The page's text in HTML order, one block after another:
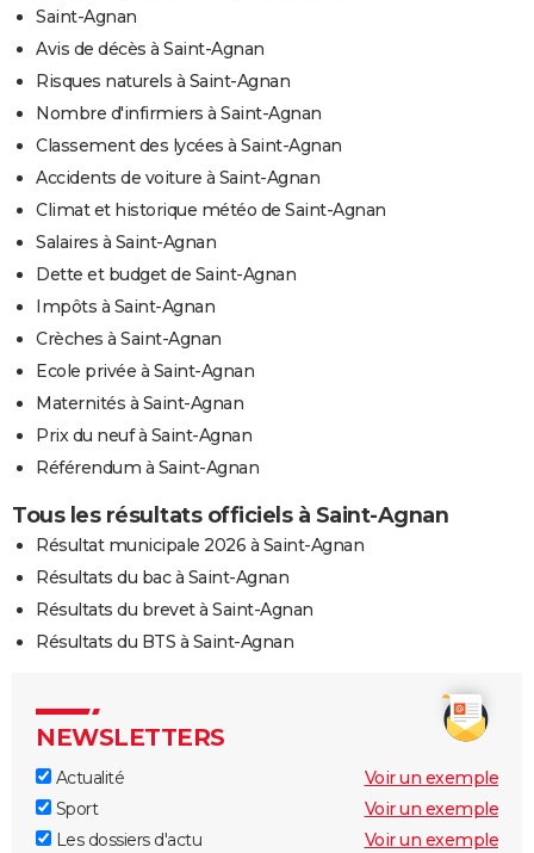
Saint-Agnan
Avis de décès à Saint-Agnan
Risques naturels à Saint-Agnan
Nombre d'infirmiers à Saint-Agnan
Classement des lycées à Saint-Agnan
Accidents de voiture à Saint-Agnan
Climat et historique météo de Saint-Agnan
Salaires à Saint-Agnan
Dette et budget de Saint-Agnan
Impôts à Saint-Agnan
Crèches à Saint-Agnan
Ecole privée à Saint-Agnan
Maternités à Saint-Agnan
Prix du neuf à Saint-Agnan
Référendum à Saint-Agnan
Tous les résultats officiels à Saint-Agnan
Résultat municipale 2026 à Saint-Agnan
Résultats du bac à Saint-Agnan
Résultats du brevet à Saint-Agnan
Résultats du BTS à Saint-Agnan
NEWSLETTERS
Actualité
Voir un exemple
Sport
Voir un exemple
Les dossiers d'actu
Voir un exemple